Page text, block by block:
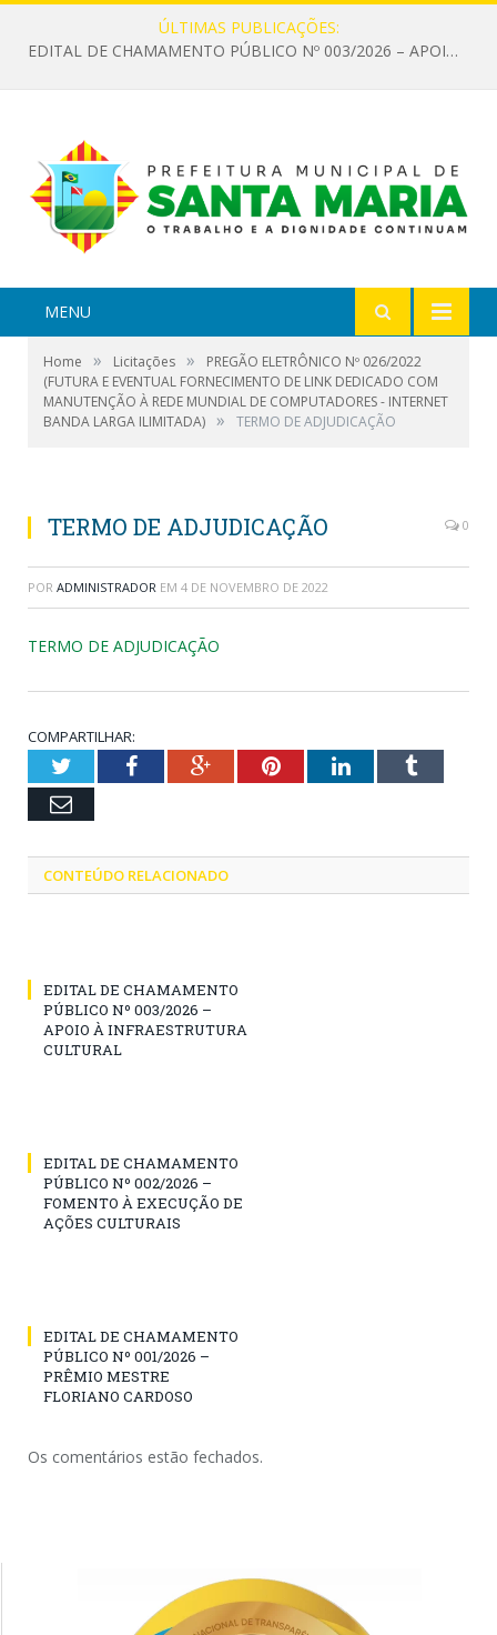
ÚLTIMAS PUBLICAÇÕES:
EDITAL DE CHAMAMENTO PÚBLICO Nº 003/2026 – APOIO À INFRAESTRUTURA CULTURAL
MENU
Home » Licitações »
PREGÃO ELETRÔNICO Nº 026/2022
(FUTURA E EVENTUAL FORNECIMENTO DE LINK DEDICADO COM
MANUTENÇÃO À REDE MUNDIAL DE COMPUTADORES - INTERNET
BANDA LARGA ILIMITADA) » TERMO DE ADJUDICAÇÃO
TERMO DE ADJUDICAÇÃO 0
POR ADMINISTRADOR EM 4 DE NOVEMBRO DE 2022
TERMO DE ADJUDICAÇÃO
COMPARTILHAR:
TwitterFacebookGoogle+PinterestLinkedInTumblr
Email
CONTEÚDO RELACIONADO
EDITAL DE CHAMAMENTO
PÚBLICO Nº 003/2026 –
APOIO À INFRAESTRUTURA
CULTURAL
EDITAL DE CHAMAMENTO
PÚBLICO Nº 002/2026 –
FOMENTO À EXECUÇÃO DE
AÇÕES CULTURAIS
EDITAL DE CHAMAMENTO
PÚBLICO Nº 001/2026 –
PRÊMIO MESTRE
FLORIANO CARDOSO
Os comentários estão fechados.